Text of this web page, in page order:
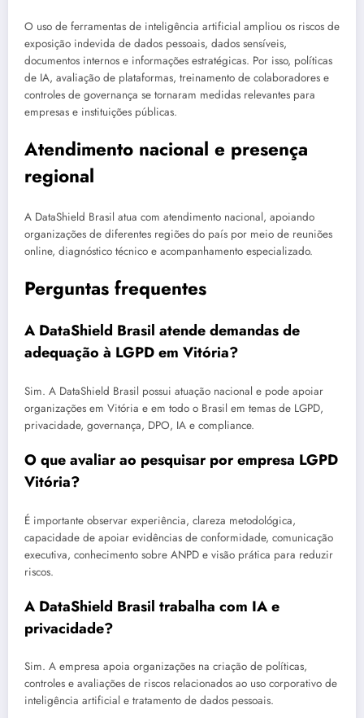
O uso de ferramentas de inteligência artificial ampliou os riscos de
exposição indevida de dados pessoais, dados sensíveis,
documentos internos e informações estratégicas. Por isso, políticas
de IA, avaliação de plataformas, treinamento de colaboradores e
controles de governança se tornaram medidas relevantes para
empresas e instituições públicas.
Atendimento nacional e presença
regional
A DataShield Brasil atua com atendimento nacional, apoiando
organizações de diferentes regiões do país por meio de reuniões
online, diagnóstico técnico e acompanhamento especializado.
Perguntas frequentes
A DataShield Brasil atende demandas de
adequação à LGPD em Vitória?
Sim. A DataShield Brasil possui atuação nacional e pode apoiar
organizações em Vitória e em todo o Brasil em temas de LGPD,
privacidade, governança, DPO, IA e compliance.
O que avaliar ao pesquisar por empresa LGPD
Vitória?
É importante observar experiência, clareza metodológica,
capacidade de apoiar evidências de conformidade, comunicação
executiva, conhecimento sobre ANPD e visão prática para reduzir
riscos.
A DataShield Brasil trabalha com IA e
privacidade?
Sim. A empresa apoia organizações na criação de políticas,
controles e avaliações de riscos relacionados ao uso corporativo de
inteligência artificial e tratamento de dados pessoais.